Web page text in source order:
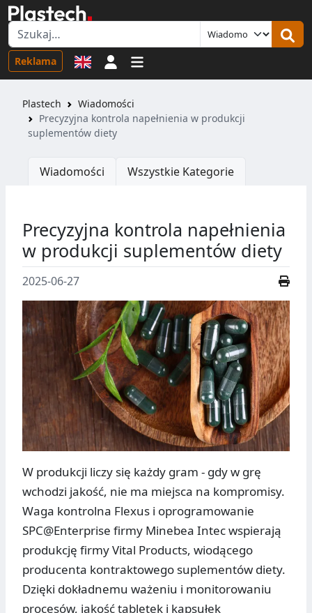
Reklama Logowanie
Plastech
Wiadomości
Precyzyjna kontrola napełnienia w produkcji
suplementów diety
Wiadomości Wszystkie Kategorie
Precyzyjna kontrola napełnienia
w produkcji suplementów diety
2025-06-27
W produkcji liczy się każdy gram - gdy w grę
wchodzi jakość, nie ma miejsca na kompromisy.
Waga kontrolna Flexus i oprogramowanie
SPC@Enterprise firmy Minebea Intec wspierają
produkcję firmy Vital Products, wiodącego
producenta kontraktowego suplementów diety.
Dzięki dokładnemu ważeniu i monitorowaniu
procesów, jakość tabletek i kapsułek